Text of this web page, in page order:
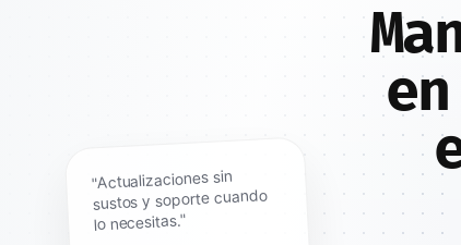
"Actualizaciones sin
sustos y soporte cuando
lo necesitas."